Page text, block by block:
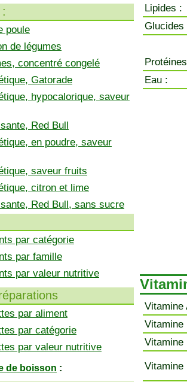
poule
de légumes
concentré congelé
Gatorade
hypocalorique, saveur
Red Bull
en poudre, saveur
saveur fruits
citron et lime
Red Bull, sans sucre
par catégorie
par famille
par valeur nutritive
par aliment
par catégorie
par valeur nutritive
de boisson :
Lipides :
Glucides
Eau :
Vitamine
Vitamine
Vitamine
Vitamine